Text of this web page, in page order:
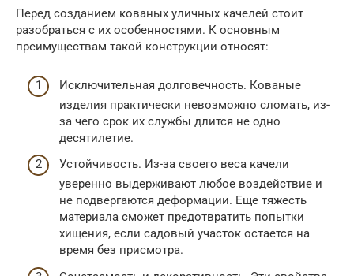
Перед созданием кованых уличных качелей стоит
разобраться с их особенностями. К основным
преимуществам такой конструкции относят:
Исключительная долговечность. Кованые
изделия практически невозможно сломать, из-
за чего срок их службы длится не одно
десятилетие.
Устойчивость. Из-за своего веса качели
уверенно выдерживают любое воздействие и
не подвергаются деформации. Еще тяжесть
материала сможет предотвратить попытки
хищения, если садовый участок остается на
время без присмотра.